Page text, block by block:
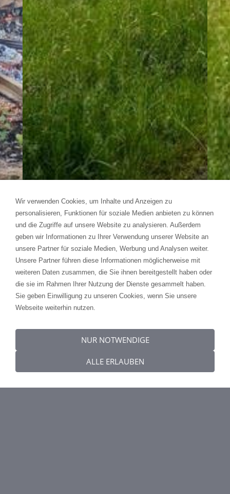
Wir verwenden Cookies, um Inhalte und Anzeigen zu
personalisieren, Funktionen für soziale Medien anbieten zu können
und die Zugriffe auf unsere Website zu analysieren. Außerdem
geben wir Informationen zu Ihrer Verwendung unserer Website an
unsere Partner für soziale Medien, Werbung und Analysen weiter.
Unsere Partner führen diese Informationen möglicherweise mit
weiteren Daten zusammen, die Sie ihnen bereitgestellt haben oder
die sie im Rahmen Ihrer Nutzung der Dienste gesammelt haben.
Sie geben Einwilligung zu unseren Cookies, wenn Sie unsere
Webseite weiterhin nutzen.
NUR NOTWENDIGE
ALLE ERLAUBEN